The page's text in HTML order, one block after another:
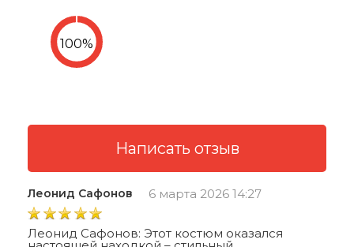
Леонид Сафонов 6 марта 2026 14:27
Леонид Сафонов: Этот костюм оказался